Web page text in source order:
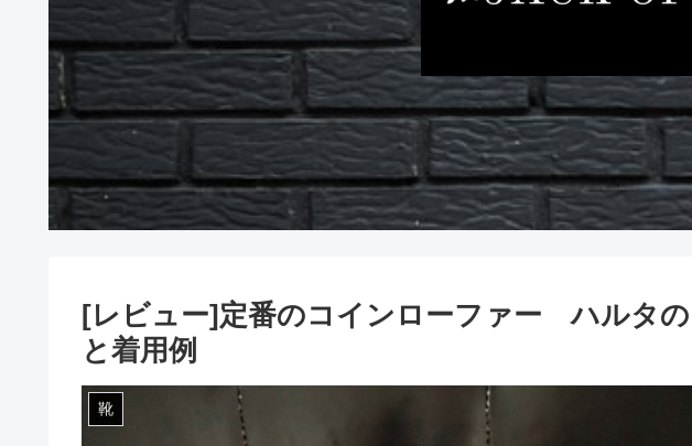
[レビュー]定番のコインローファー ハルタ
と着用例
靴